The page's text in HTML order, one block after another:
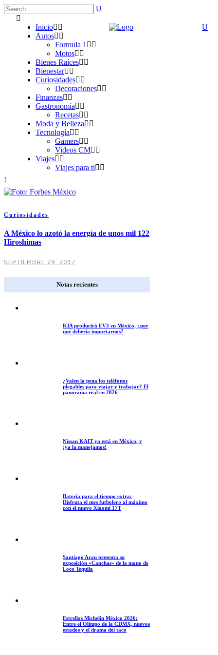
Inicio
Autos
Formula 1
Motos
Bienes Raíces
Bienestar
Curiosidades
Decoraciones
Finanzas
Gastronomía
Recetas
Moda y Belleza
Tecnología
Gamers
Videos CM
Viajes
Viajes para ti
Curiosidades
A México lo azotó la energía de unos mil 122
Hiroshimas
SEPTIEMBRE 29, 2017
Notas recientes
KIA producirá EV3 en México, ¿por
qué debería importarnos?
¿Valen la pena los teléfonos
plegables para viajar y trabajar? El
panorama real en 2026
Nissan KAIT ya está en México, y
¡ya la manejamos!
Batería para el tiempo extra:
Disfruta el mes futbolero al máximo
con el nuevo Xiaomi 17T
Santiago Arau presenta su
exposición «Canchas» de la mano de
Loco Tequila
Estrellas Michelin México 2026:
Entre el Olimpo de la CDMX, nuevos
estados y el drama del taco